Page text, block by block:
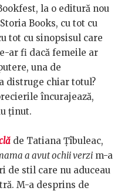
la o editură nou
Books, cu tot cu
tot cu sinopsisul care
ar fi dacă femeile ar
una de
distruge chiar totul?
încurajează,
ținut.
de Tatiana Țîbuleac,
a avut ochii verzi m-a
de stil care nu aduceau
M-a desprins de